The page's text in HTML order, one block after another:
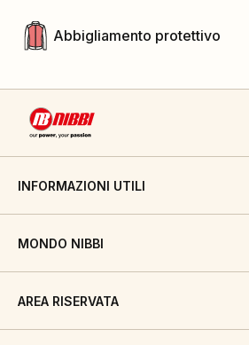
Abbigliamento protettivo
INFORMAZIONI UTILI
MONDO NIBBI
AREA RISERVATA